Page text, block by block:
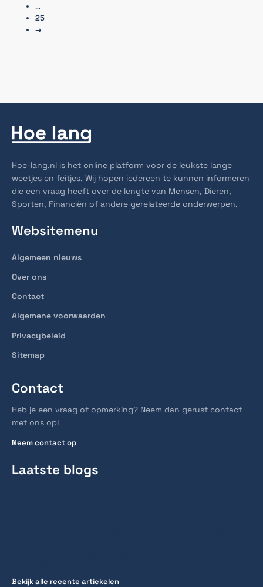
…
25
→
Hoe-lang.nl is het online platform voor de leukste lange
weetjes en feitjes. Wij hopen iedereen te kunnen informeren
die een vraag heeft over de lengte van Mensen, Dieren,
Sporten, Financiën of andere gerelateerde onderwerpen.
Websitemenu
Algemeen nieuws
Over ons
Contact
Algemene voorwaarden
Privacybeleid
Sitemap
Contact
Heb je een vraag of opmerking? Neem dan gerust contact
met ons op!
Neem contact op
Laatste blogs
Bekijk alle recente artiekelen